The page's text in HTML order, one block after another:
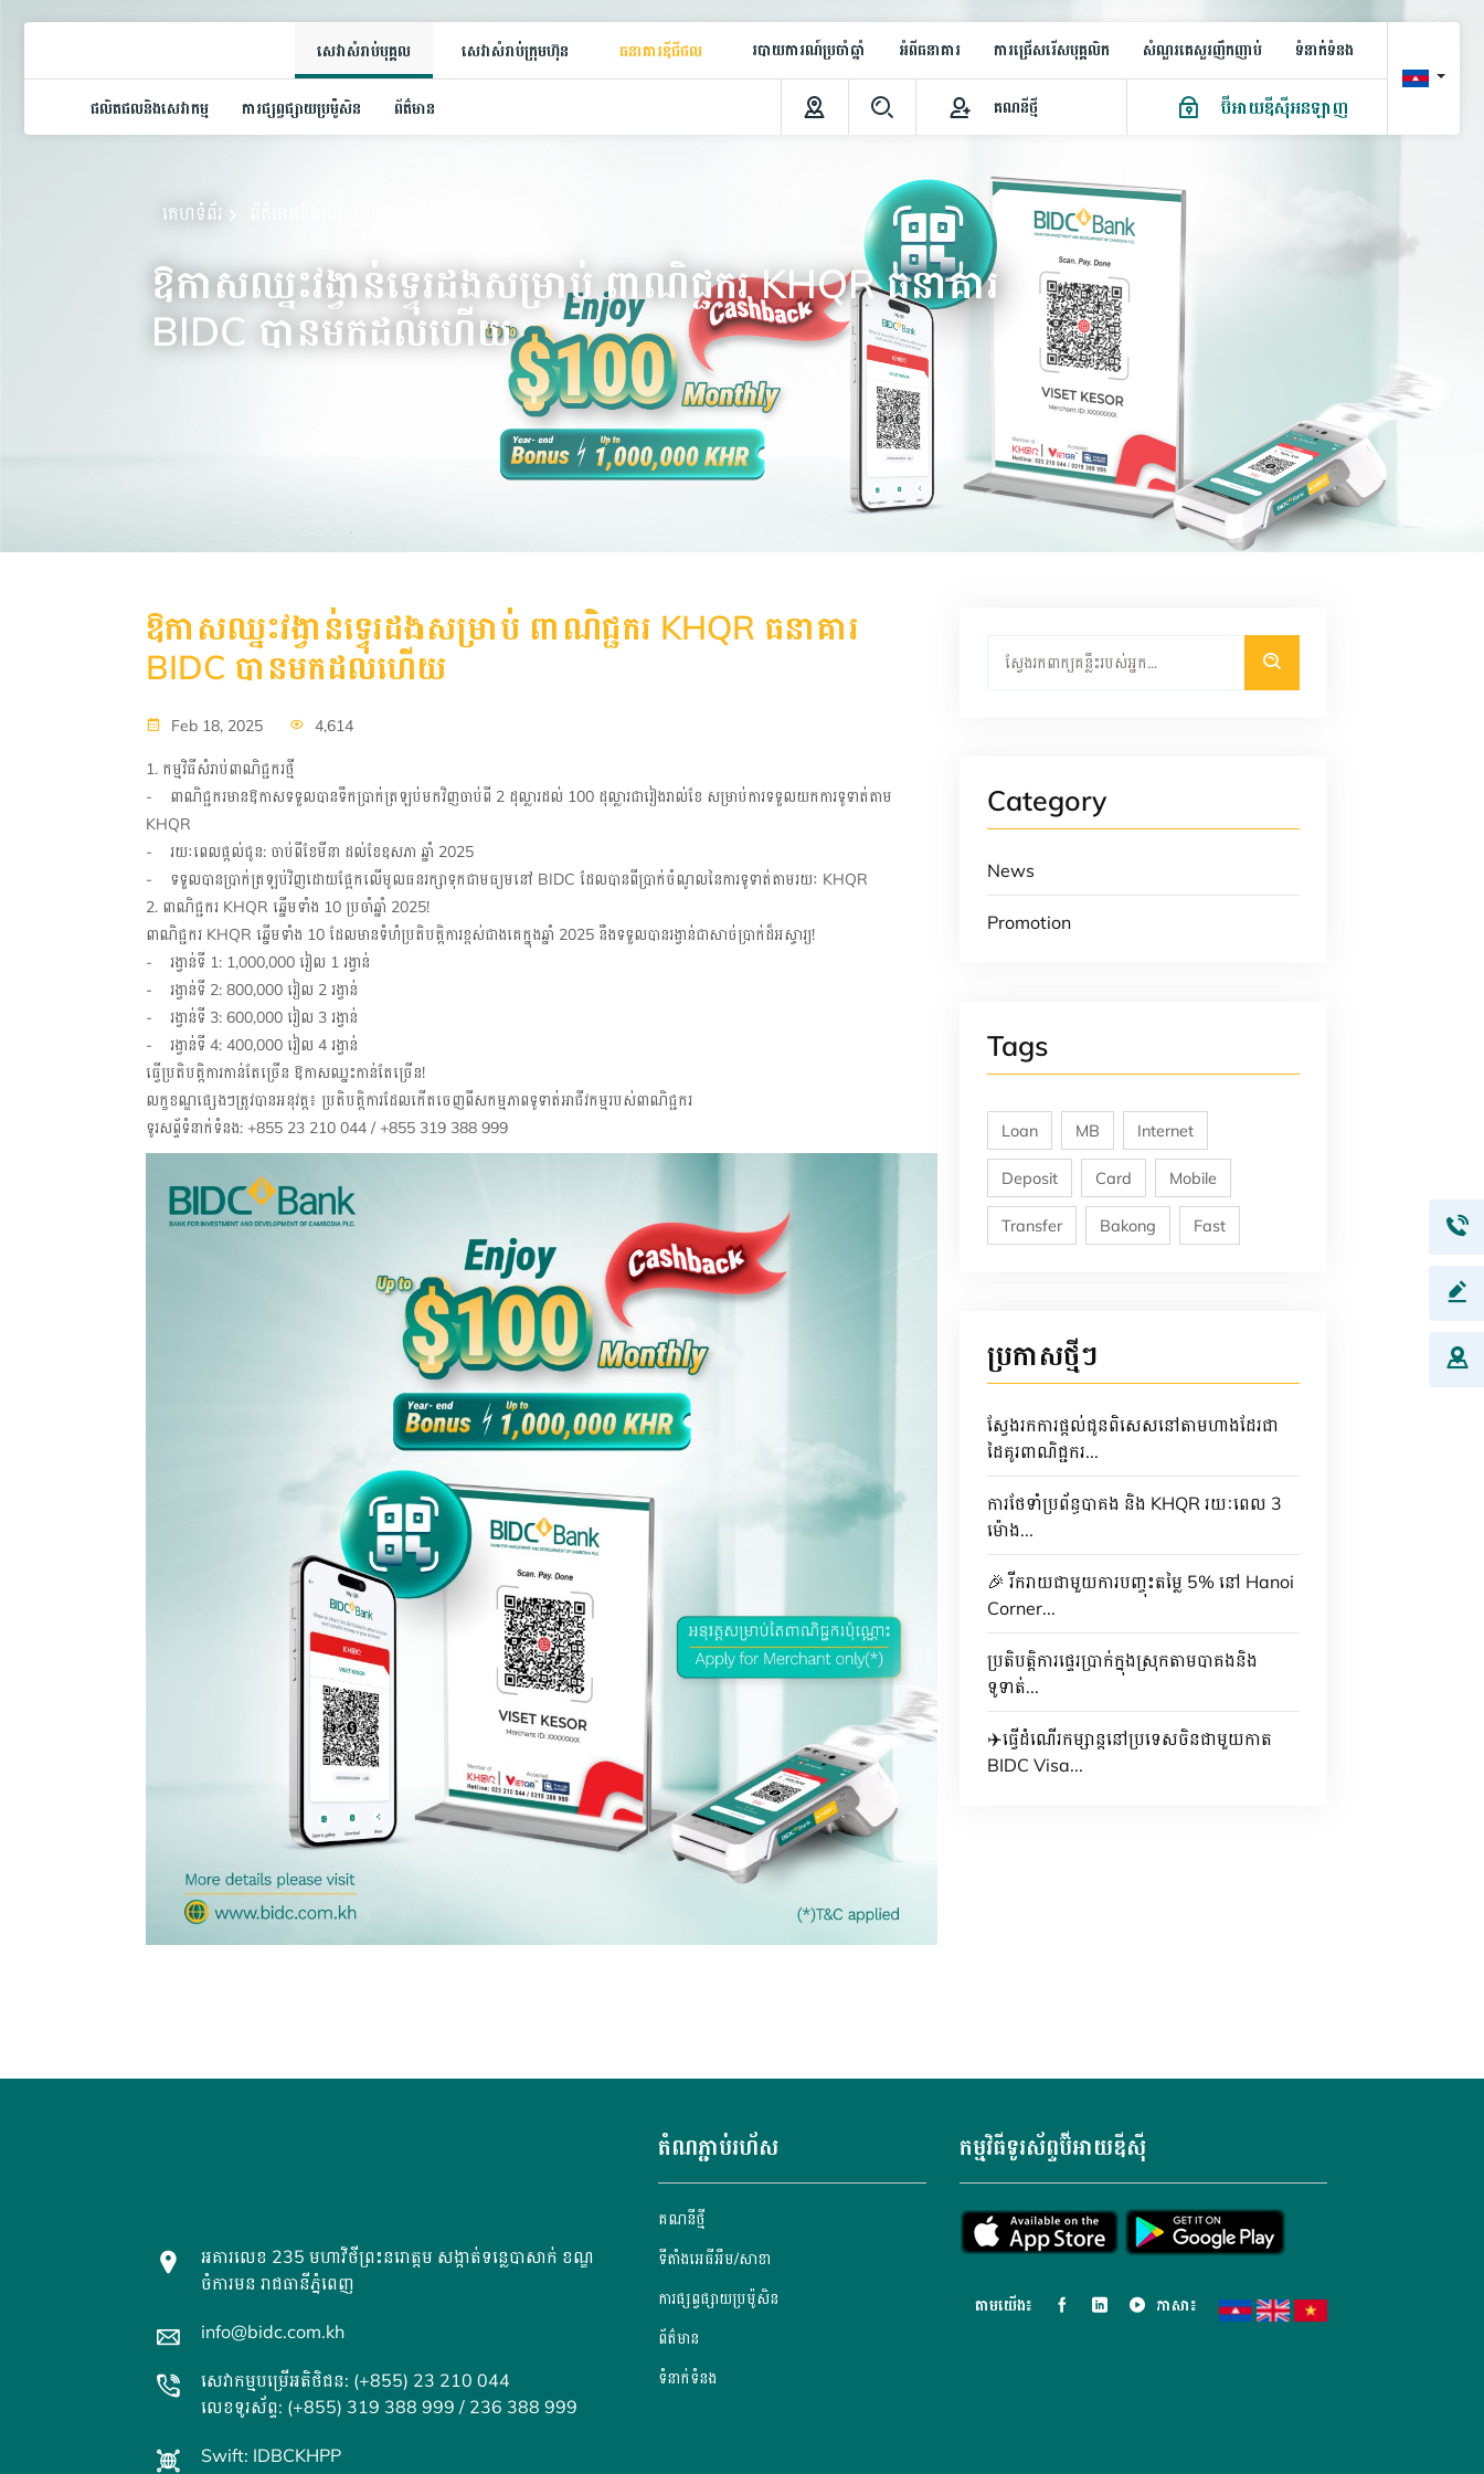
សេវាសំរាប់បុគ្គល សេវាសំរាប់ក្រុមហ៊ុន ធនាគារឌីជីថល របាយការណ៍ប្រចាំឆ្នាំ អំពីធនាគារ ការជ្រើសរើសបុគ្គលិក សំណួរគេសួរញឹកញាប់ ទំនាក់ទំនង
គណនី​ថ្មី ប៊ីអាយឌីស៊ីអនឡាញ
ផលិតផលនិងសេវាកម្ម ការផ្សព្វផ្សាយប្រម៉ូសិន ព័ត៌មាន
គេហទំព័រ
ឱកាសឈ្នះវង្វាន់ទ្វេរដងសម្រាប់ ពាណិជ្ជករ KHQR ធនាគារ
BIDC បានមកដល់ហើយ
ឱកាសឈ្នះវង្វាន់ទ្វេរដងសម្រាប់ ពាណិជ្ជករ KHQR ធនាគារ
BIDC បានមកដល់ហើយ
Feb 18, 2025 4,614
1️. កម្មវិធីសំរាប់ពាណិជ្ជករថ្មី
- ពាណិជ្ជករមានឱកាសទទួលបានទឹកប្រាក់ត្រឡប់មកវិញចាប់ពី 2 ដុល្លារដល់ 100 ដុល្លារជារៀងរាល់ខែ សម្រាប់ការទទួលយកការទូទាត់តាម
KHQR
- រយៈពេលផ្តល់ជូន: ចាប់ពីខែមីនា ដល់ខែឧសភា ឆ្នាំ 2025
- ទទួលបានប្រាក់ត្រឡប់វិញដោយផ្អែកលើមូលធនរក្សាទុកជាមធ្យមនៅ BIDC ដែលបានពីប្រាក់ចំណូលនៃការទូទាត់តាមរយៈ KHQR
2️. ពាណិជ្ជករ KHQR ឆ្នើមទាំង 10 ប្រចាំឆ្នាំ 2025!
ពាណិជ្ជករ KHQR ឆ្នើមទាំង 10 ដែលមានទំហំប្រតិបត្តិការខ្ពស់ជាងគេក្នុងឆ្នាំ 2025 នឹងទទួលបានរង្វាន់ជាសាច់ប្រាក់ដ៏អស្ចារ្យ!
- រង្វាន់ទី 1: 1,000,000 រៀល 1 រង្វាន់
- រង្វាន់ទី 2: 800,000 រៀល 2 រង្វាន់
- រង្វាន់ទី 3: 600,000 រៀល 3 រង្វាន់
- រង្វាន់ទី 4: 400,000 រៀល 4 រង្វាន់
ធ្វើប្រតិបត្តិការកាន់តែច្រើន ឱកាសឈ្នះកាន់តែច្រើន!
លក្ខខណ្ឌផ្សេងៗត្រូវបានអនុវត្ត៖ ប្រតិបត្តិការដែលកើតចេញពីសកម្មភាពទូទាត់អាជីវកម្មរបស់ពាណិជ្ជករ
ទូរសព្ទ័ទំនាក់ទំនង: +855 23 210 044 / +855 319 388 999
Category
News
Promotion
Tags
Loan MB Internet
Deposit Card Mobile
Transfer Bakong Fast
ប្រកាសថ្មីៗ
ស្វែងរកការផ្តល់ជូនពិសេសនៅតាមហាងដែរជា
ដៃគូរពាណិជ្ជករ...
ការថែទាំប្រព័ន្ធបាគង និង KHQR រយៈពេល 3
ម៉ោង...
🎉 រីករាយជាមួយការបញ្ចុះតម្លៃ 5% នៅ Hanoi
Corner...
ប្រតិបត្តិការផ្ទេរប្រាក់ក្នុងស្រុកតាមបាគងនិង
ទូទាត់...
✈️ធ្វើដំណើរកម្សាន្តនៅប្រទេសចិនជាមួយកាត
BIDC Visa...
អគារលេខ 235 មហាវិថីព្រះនរោត្តម សង្កាត់ទន្លេបាសាក់ ខណ្ឌ
ចំការមន រាជធានីភ្នំពេញ
info@bidc.com.kh
សេវាកម្មបម្រើអតិថិជន: (+855) 23 210 044
លេខទូរស័ព្ទ: (+855) 319 388 999 / 236 388 999
Swift: IDBCKHPP
តំណភ្ជាប់រហ័ស
គណនី​ថ្មី
ទីតាំងអេធីអឹម/សាខា
ការផ្សព្វផ្សាយប្រម៉ូសិន
ព័ត៌មាន
ទំនាក់ទំនង
កម្មវិធីទូរស័ព្ទប៊ីអាយឌីស៊ី
ភាសា៖
តាម​យើង៖